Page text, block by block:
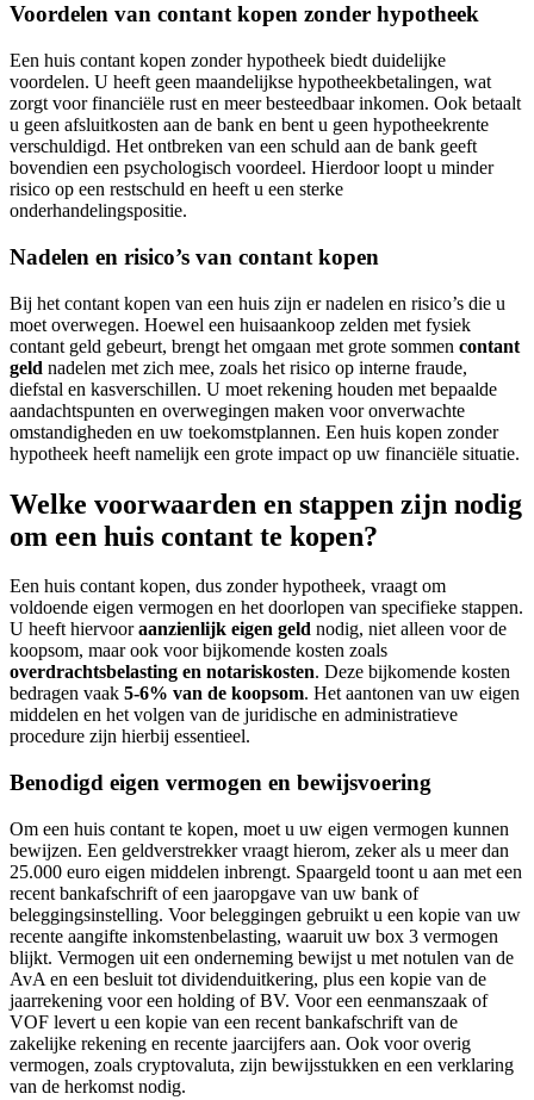
Voordelen van contant kopen zonder hypotheek
Een huis contant kopen zonder hypotheek biedt duidelijke
voordelen. U heeft geen maandelijkse hypotheekbetalingen, wat
zorgt voor financiële rust en meer besteedbaar inkomen. Ook betaalt
u geen afsluitkosten aan de bank en bent u geen hypotheekrente
verschuldigd. Het ontbreken van een schuld aan de bank geeft
bovendien een psychologisch voordeel. Hierdoor loopt u minder
risico op een restschuld en heeft u een sterke
onderhandelingspositie.
Nadelen en risico’s van contant kopen
Bij het contant kopen van een huis zijn er nadelen en risico’s die u
moet overwegen. Hoewel een huisaankoop zelden met fysiek
contant geld gebeurt, brengt het omgaan met grote sommen contant
geld nadelen met zich mee, zoals het risico op interne fraude,
diefstal en kasverschillen. U moet rekening houden met bepaalde
aandachtspunten en overwegingen maken voor onverwachte
omstandigheden en uw toekomstplannen. Een huis kopen zonder
hypotheek heeft namelijk een grote impact op uw financiële situatie.
Welke voorwaarden en stappen zijn nodig
om een huis contant te kopen?
Een huis contant kopen, dus zonder hypotheek, vraagt om
voldoende eigen vermogen en het doorlopen van specifieke stappen.
U heeft hiervooraanzienlijk eigen geld nodig, niet alleen voor de
koopsom, maar ook voor bijkomende kosten zoals
overdrachtsbelasting en notariskosten. Deze bijkomende kosten
bedragen vaak 5-6% van de koopsom. Het aantonen van uw eigen
middelen en het volgen van de juridische en administratieve
procedure zijn hierbij essentieel.
Benodigd eigen vermogen en bewijsvoering
Om een huis contant te kopen, moet u uw eigen vermogen kunnen
bewijzen. Een geldverstrekker vraagt hierom, zeker als u meer dan
25.000 euro eigen middelen inbrengt. Spaargeld toont u aan met een
recent bankafschrift of een jaaropgave van uw bank of
beleggingsinstelling. Voor beleggingen gebruikt u een kopie van uw
recente aangifte inkomstenbelasting, waaruit uw box 3 vermogen
blijkt. Vermogen uit een onderneming bewijst u met notulen van de
AvA en een besluit tot dividenduitkering, plus een kopie van de
jaarrekening voor een holding of BV. Voor een eenmanszaak of
VOF levert u een kopie van een recent bankafschrift van de
zakelijke rekening en recente jaarcijfers aan. Ook voor overig
vermogen, zoals cryptovaluta, zijn bewijsstukken en een verklaring
van de herkomst nodig.